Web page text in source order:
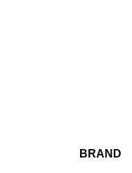
BRAND